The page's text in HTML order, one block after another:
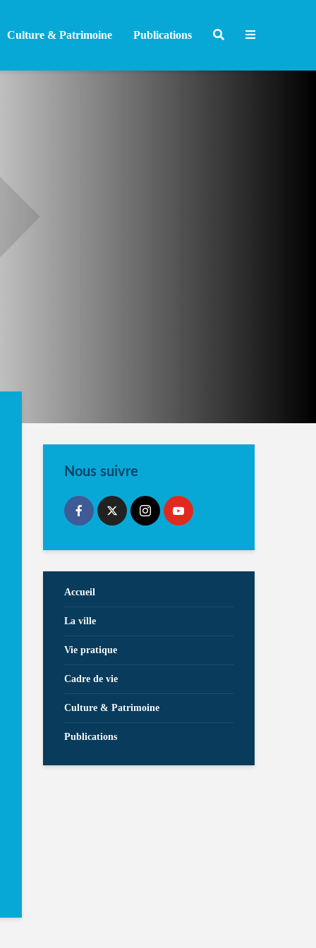
Culture & Patrimoine Publications
Nous suivre
Accueil
La ville
Vie pratique
Cadre de vie
Culture & Patrimoine
Publications